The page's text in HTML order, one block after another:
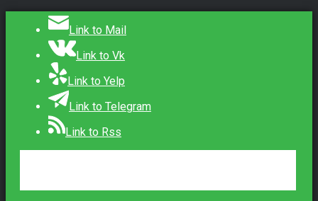
Link to Mail
Link to Vk
Link to Yelp
Link to Telegram
Link to Rss